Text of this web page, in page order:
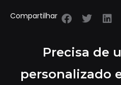
Compartilhar
Precisa de
personalizado